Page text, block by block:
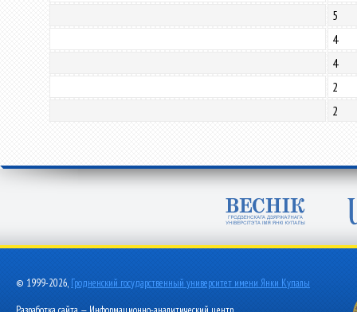
5
4
4
2
2
© 1999-2026, Гродненский государственный университет имени Янки Купалы